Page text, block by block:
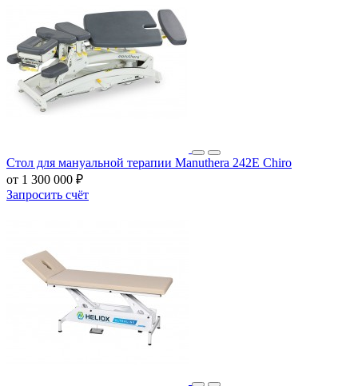
Стол для мануальной терапии Manuthera 242Е Chiro
от 1 300 000 ₽
Запросить счёт